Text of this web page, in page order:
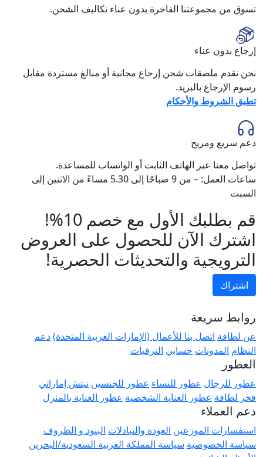
تسوق من مجموعتنا الفاخرة بدون عناء تكاليف الشحن.
إرجاع بدون عناء
نحن نقدم ملصقات شحن إرجاع مجانية أو مبالغ مستردة مقابل
رسوم الإرجاع بالبريد.
تطبق الشروط والأحكام
دعم سريع ومريح
تواصل معنا عبر الهاتف الثابت أو الواتساب للمساعدة.
ساعات العمل: – من 9 صباحًا إلى 5.30 مساءً من الاثنين إلى
السبت
قم بطلبك الأول مع خصم 10%!
اشترك الآن للحصول على العروض
الترويجية والتحديثات الحصرية!
اشتراك
روابط سريعة
عن لطافة اتصل بنا للأعمال (الإمارات العربية المتحدة)دعم
النظام المدونات حسابي الترقيات
العطور
عطور للرجال عطور للنساء عطور للجنسين نيتش إماراتي
فخر لطافة عطور العناية الشخصية عطور العناية بالمنزل
دعم العملاء
استفسارات الموزعين العودة والتبادلات البنود و الظروف
سياسة الخصوصية سياسة المملكة العربية السعودية/البحرين